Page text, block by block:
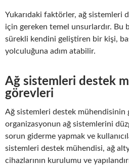
Yukarıdaki faktörler, ağ sistemleri
için gereken temel unsurlardır. Bu
sürekli kendini geliştiren bir kişi,
yolculuğuna adım atabilir.
Ağ sistemleri destek
görevleri
Ağ sistemleri destek mühendisinin
organizasyonun ağ sistemlerini
sorun giderme yapmak ve
sistemleri destek mühendisi, ağ
cihazlarının kurulumu ve